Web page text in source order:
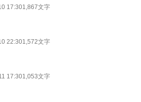
17:301,867文字
22:301,572文字
17:301,053文字